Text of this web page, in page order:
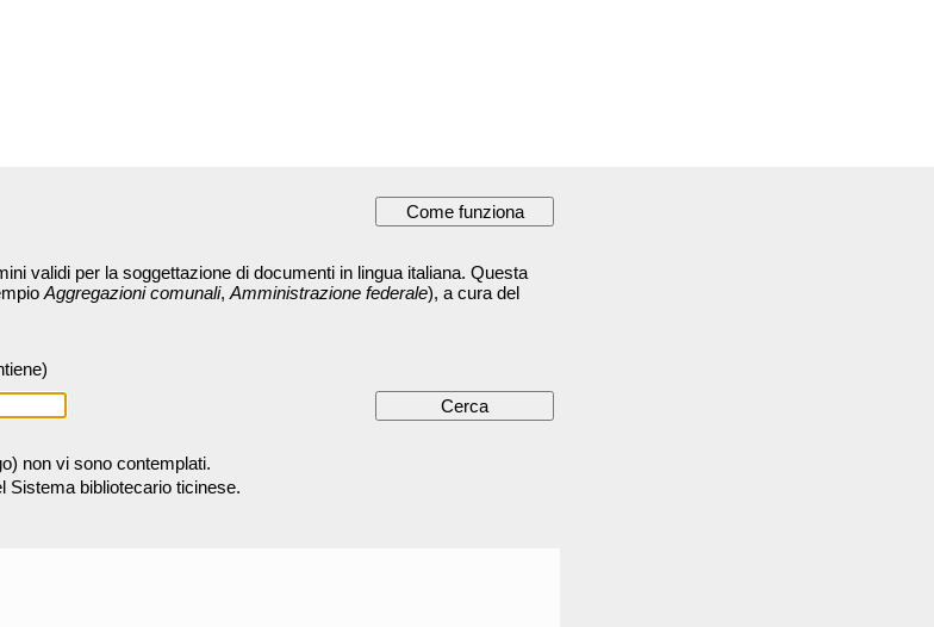
validi per la soggettazione di documenti in lingua italiana. Questa
Aggregazioni comunali, Amministrazione federale), a cura del
non vi sono contemplati.
Sistema bibliotecario ticinese.